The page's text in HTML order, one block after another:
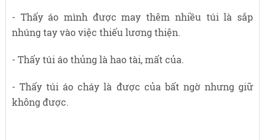
- Thấy áo mình được may thêm nhiều túi là sắp
nhúng tay vào việc thiếu lương thiện.
- Thấy túi áo thủng là hao tài, mất của.
- Thấy túi áo cháy là được của bất ngờ nhưng giữ
không được.